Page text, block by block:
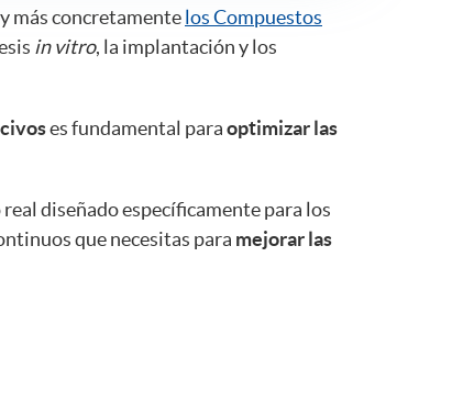
más concretamentelos Compuestos
in vitro, la implantación y los
es fundamental paraoptimizar las
diseñado específicamente para los
que necesitas para mejorar las